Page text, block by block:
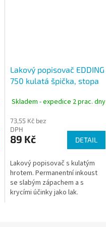
Lakový popisovač EDDING
750 kulatá špička, stopa
Skladem - expedice 2 prac. dny
73,55 Kč bez
DPH
89 Kč DETAIL
Lakový popisovač s kulatým
hrotem. Permanentní inkoust
se slabým zápachem a s
krycími účinky jako lak.